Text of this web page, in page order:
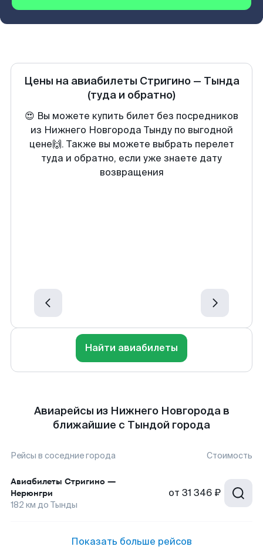
Цены на авиабилеты Стригино— Тында
(туда и обратно)
😍 Вы можете купить билет без посредников
из Нижнего Новгорода Тынду по выгодной
цене🙌. Также вы можете выбрать перелет
туда и обратно, если уже знаете дату
возвращения
Найти авиабилеты
Авиарейсы из Нижнего Новгорода в
ближайшие с Тындой города
Рейсы в соседние города Стоимость
Авиабилеты Стригино —
Нерюнгри
182 км до Тынды
от 31 346 ₽
Показать больше рейсов